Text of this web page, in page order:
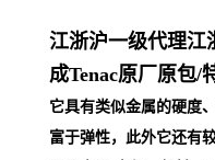
江浙沪一级代理江
成Tenac原厂原包/
它具有类似金属的硬度
富于弹性，此外它还有